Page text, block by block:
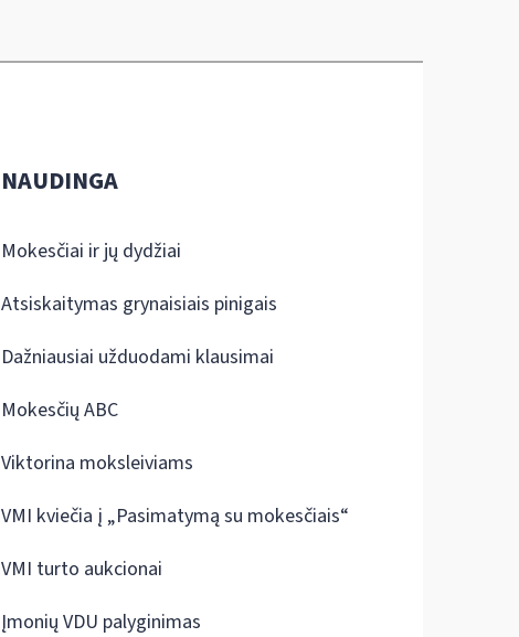
NAUDINGA
Mokesčiai ir jų dydžiai
Atsiskaitymas grynaisiais pinigais
Dažniausiai užduodami klausimai
Mokesčių ABC
Viktorina moksleiviams
VMI kviečia į „Pasimatymą su mokesčiais“
VMI turto aukcionai
Įmonių VDU palyginimas